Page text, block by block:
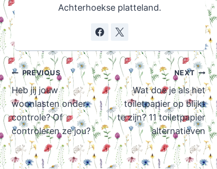
Achterhoekse platteland.
Post
navigation
PREVIOUS
Heb jij jouw
woonlasten onder
controle? Of
controleren ze jou?
NEXT
Wat doe je als het
toiletpapier op blijkt
te zijn? 11 toiletpapier
alternatieven